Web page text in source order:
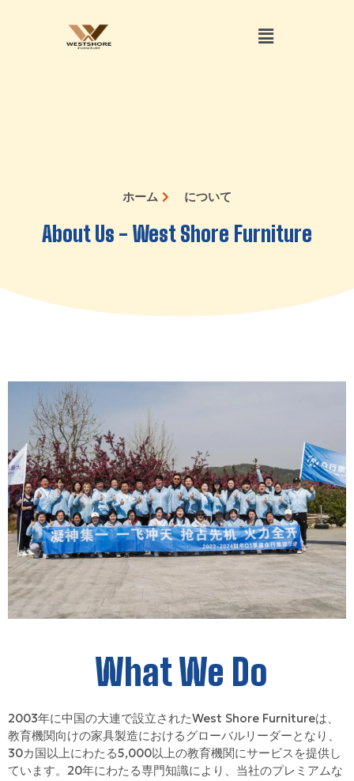
ホーム について
About Us - West Shore Furniture
What We Do
2003年に中国の大連で設立されたWest Shore Furnitureは、
教育機関向けの家具製造におけるグローバルリーダーとなり、
30カ国以上にわたる5,000以上の教育機関にサービスを提供し
ています。20年にわたる専門知識により、当社のプレミアムな